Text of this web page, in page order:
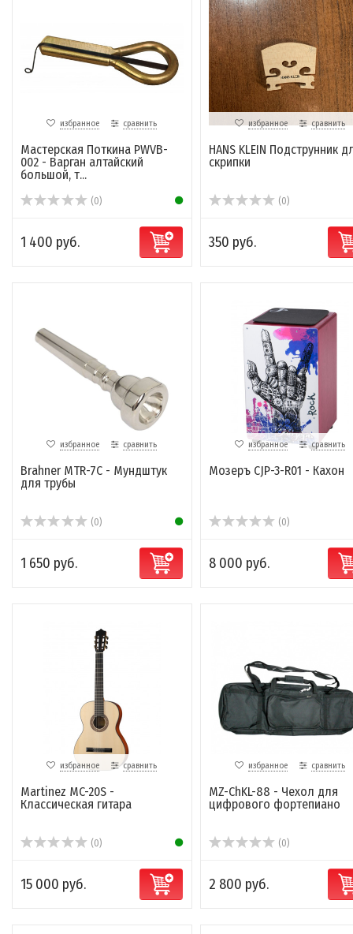
избранное сравнить
Мастерская Поткина PWVB-
002 - Варган алтайский
большой, т...
(0)
1 400 руб.
избранное сравнить
HANS KLEIN Подструнник
скрипки
(0)
350 руб.
избранное сравнить
Brahner MTR-7C - Мундштук
для трубы
(0)
1 650 руб.
избранное сравнить
Мозеръ CJP-3-R01 - Кахон
(0)
8 000 руб.
избранное сравнить
Martinez MC-20S -
Классическая гитара
(0)
15 000 руб.
избранное сравнить
MZ-ChKL-88 - Чехол для
цифрового фортепиано
(0)
2 800 руб.